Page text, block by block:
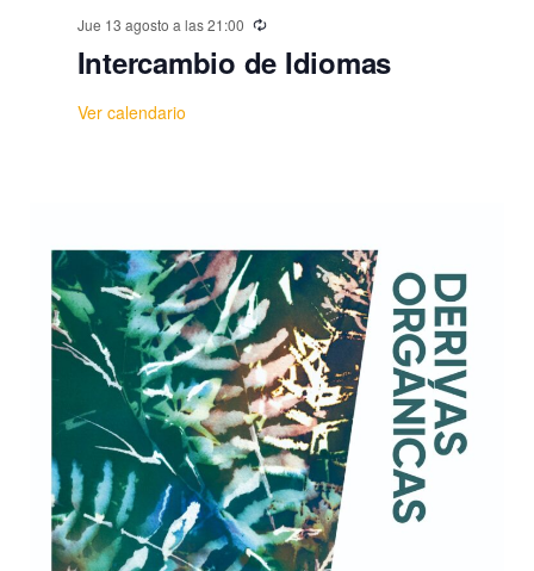
Jue 13 agosto a las 21:00
Intercambio de Idiomas
Ver calendario